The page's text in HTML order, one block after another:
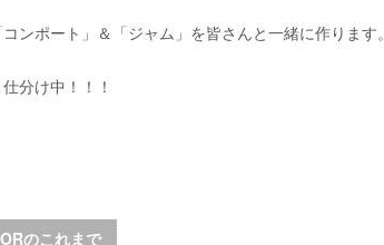
ンポート」＆「ジャム」を皆さんと一緒に作ります。
分け中！！！
のこれまで